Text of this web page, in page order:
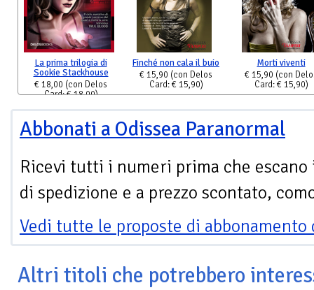
La prima trilogia di
Sookie Stackhouse
€ 18,00 (con Delos
Card: € 18,00)
Finché non cala il buio
€ 15,90 (con Delos
Card: € 15,90)
Morti viventi
€ 15,90 (con
Card: € 15,90)
Abbonati a Odissea Paranormal
Ricevi tutti i numeri prima che escano
di spedizione e a prezzo scontato,
Vedi tutte le proposte di
Altri titoli che potrebbero